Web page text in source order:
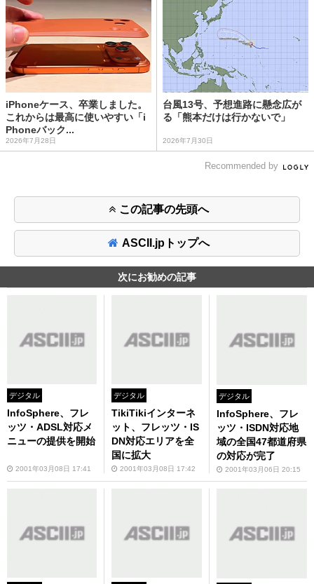
iPhoneケース、卒業しました。
これからは最高に使いやすい「i
Phoneバック...
2026年7月28日
台風13号、予想進路に懸念広が
る「熊本だけは行かないで」
2026年7月30日
Recommended by
この記事の先頭へ
ASCII.jpトップへ
次にお勧めの記事
デジタル
InfoSphere、フレ
ッツ・ADSL対応メ
ニューの提供を開始
2001年03月08日 17:41
デジタル
TikiTikiインターネ
ット、フレッツ・IS
DN対応エリアを全
国に拡大
2001年03月08日 17:42
デジタル
InfoSphere、フレ
ッツ・ISDN対応地
域の全国47都道府県
の対応が完了
2001年03月06日 20:15